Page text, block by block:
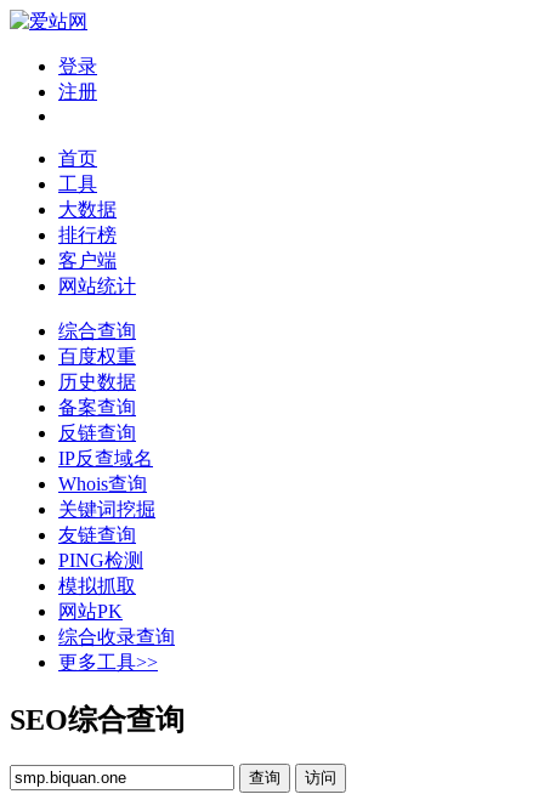
登录
注册
首页
工具
大数据
排行榜
客户端
网站统计
综合查询
百度权重
历史数据
备案查询
反链查询
IP反查域名
Whois查询
关键词挖掘
友链查询
PING检测
模拟抓取
网站PK
综合收录查询
更多工具>>
SEO综合查询